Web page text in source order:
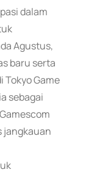
dalam
Agustus,
baru serta
Game
sebagai
jangkauan